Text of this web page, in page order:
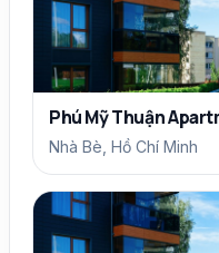
Phú Mỹ Thuận
Nhà Bè, Hồ Chí Minh